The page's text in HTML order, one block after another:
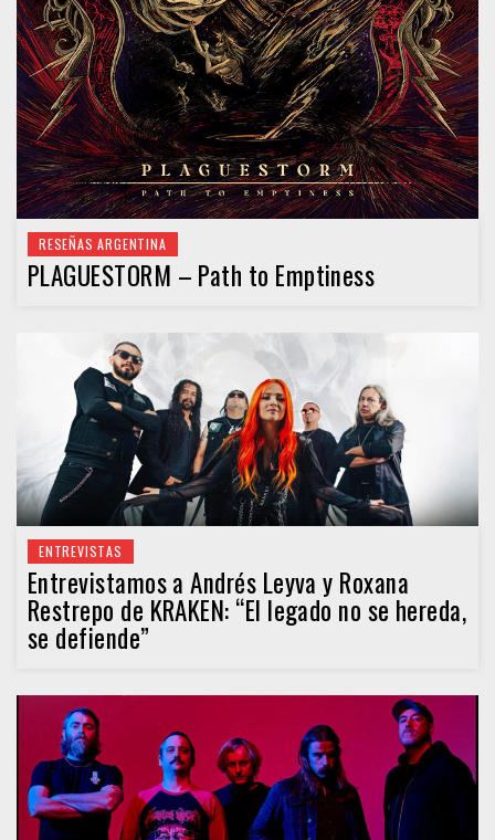
RESEÑAS ARGENTINA
PLAGUESTORM – Path to Emptiness
ENTREVISTAS
Entrevistamos a Andrés Leyva y Roxana
Restrepo de KRAKEN: “El legado no se hereda,
se defiende”